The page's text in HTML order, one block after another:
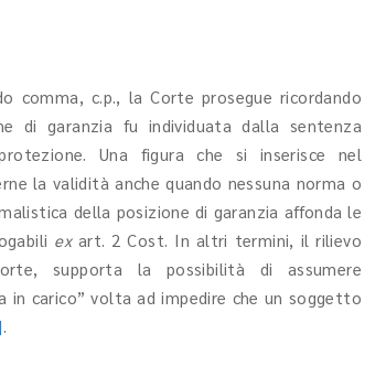
comma, c.p., la Corte prosegue ricordando
di garanzia fu individuata dalla sentenza
Una figura che si inserisce nel
la validità anche quando nessuna norma o
della posizione di garanzia affonda le
exart. 2 Cost. In altri termini, il rilievo
supporta la possibilità di assumere
in carico” volta ad impedire che un soggetto
.